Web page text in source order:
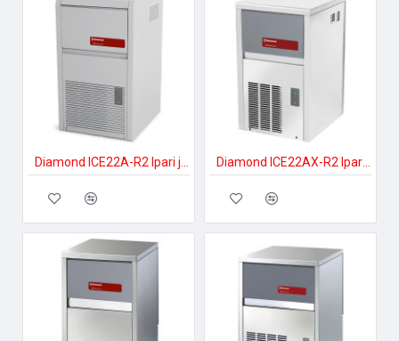
Diamond ICE22AX-R2 Ipari jégkockakészítő